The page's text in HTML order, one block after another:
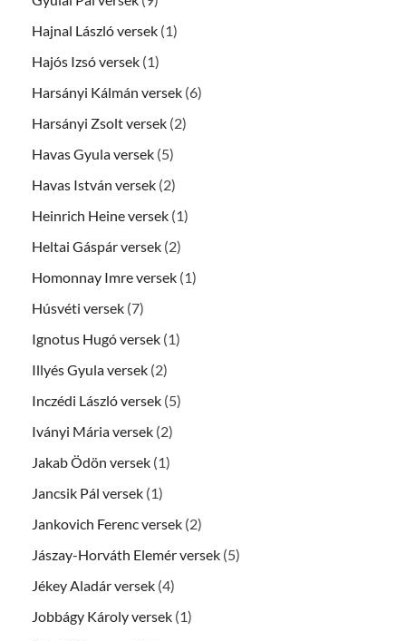
Hajnal László versek (1)
Hajós Izsó versek (1)
Harsányi Kálmán versek (6)
Harsányi Zsolt versek (2)
Havas Gyula versek (5)
Havas István versek (2)
Heinrich Heine versek (1)
Heltai Gáspár versek (2)
Homonnay Imre versek (1)
Húsvéti versek (7)
Ignotus Hugó versek (1)
Illyés Gyula versek (2)
Inczédi László versek (5)
Iványi Mária versek (2)
Jakab Ödön versek (1)
Jancsik Pál versek (1)
Jankovich Ferenc versek (2)
Jászay-Horváth Elemér versek (5)
Jékey Aladár versek (4)
Jobbágy Károly versek (1)